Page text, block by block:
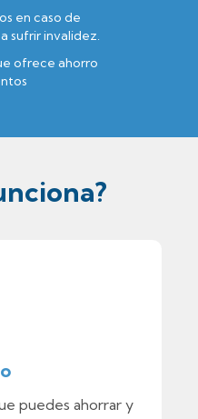
en caso de
sufrir invalidez.
ofrece ahorro
puedes ahorrar y